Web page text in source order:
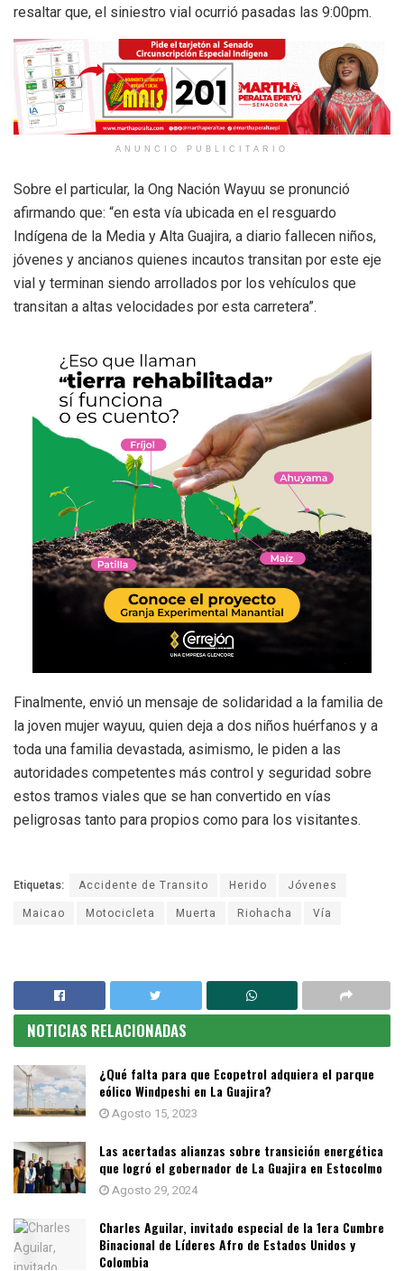
resaltar que, el siniestro vial ocurrió pasadas las 9:00pm.
ANUNCIO PUBLICITARIO
Sobre el particular, la Ong Nación Wayuu se pronunció
afirmando que: “en esta vía ubicada en el resguardo
Indígena de la Media y Alta Guajira, a diario fallecen niños,
jóvenes y ancianos quienes incautos transitan por este eje
vial y terminan siendo arrollados por los vehículos que
transitan a altas velocidades por esta carretera”.
Finalmente, envió un mensaje de solidaridad a la familia de
la joven mujer wayuu, quien deja a dos niños huérfanos y a
toda una familia devastada, asimismo, le piden a las
autoridades competentes más control y seguridad sobre
estos tramos viales que se han convertido en vías
peligrosas tanto para propios como para los visitantes.
Etiquetas: Accidente de Transito Herido
Jóvenes
Maicao
Motocicleta Muerta Riohacha Vía
NOTICIAS RELACIONADAS
¿Qué falta para que Ecopetrol adquiera el parque
eólico Windpeshi en La Guajira?
Agosto 15, 2023
Las acertadas alianzas sobre transición energética
que logró el gobernador de La Guajira en Estocolmo
Agosto 29, 2024
Charles Aguilar, invitado especial de la 1era Cumbre
Binacional de Líderes Afro de Estados Unidos y
Colombia